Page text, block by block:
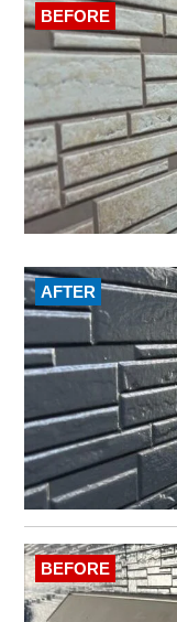
BEFORE
AFTER
BEFORE